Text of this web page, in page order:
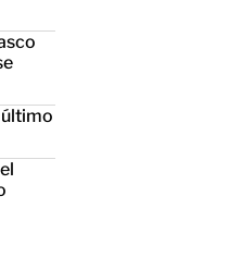
último